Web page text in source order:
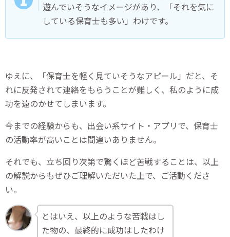
遊んでいそうなイメージがあり、「それを気に
している保育士も多い」わけです。
ゆえに、「保育士を軽く見ていそうなアピール」だと、そ
れに反発されて連絡をもらうことが難しく、私のように成
功を遠のかせてしまいます。
今までの経験からも、出会い系サイト・アプリで、保育士
の活動率が高いことは間違いありません。
それでも、立ち回り次第で驚くほど苦戦することは、以上
の解説からもぜひご理解いただいた上で、ご活動くださ
い。
とはいえ、以上のような苦戦はし
た物の、最終的に成功はしたわけ